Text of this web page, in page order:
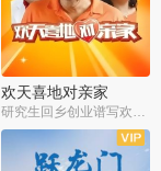
欢天喜地对亲家
全30集